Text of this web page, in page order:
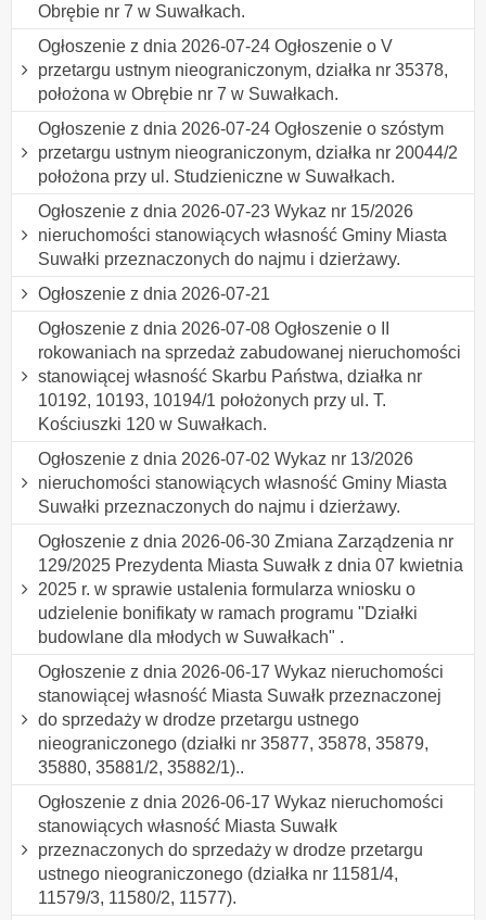
Obrębie nr 7 w Suwałkach.
Ogłoszenie z dnia 2026-07-24 Ogłoszenie o V
przetargu ustnym nieograniczonym, działka nr 35378,
położona w Obrębie nr 7 w Suwałkach.
Ogłoszenie z dnia 2026-07-24 Ogłoszenie o szóstym
przetargu ustnym nieograniczonym, działka nr 20044/2
położona przy ul. Studzieniczne w Suwałkach.
Ogłoszenie z dnia 2026-07-23 Wykaz nr 15/2026
nieruchomości stanowiących własność Gminy Miasta
Suwałki przeznaczonych do najmu i dzierżawy.
Ogłoszenie z dnia 2026-07-21
Ogłoszenie z dnia 2026-07-08 Ogłoszenie o II
rokowaniach na sprzedaż zabudowanej nieruchomości
stanowiącej własność Skarbu Państwa, działka nr
10192, 10193, 10194/1 położonych przy ul. T.
Kościuszki 120 w Suwałkach.
Ogłoszenie z dnia 2026-07-02 Wykaz nr 13/2026
nieruchomości stanowiących własność Gminy Miasta
Suwałki przeznaczonych do najmu i dzierżawy.
Ogłoszenie z dnia 2026-06-30 Zmiana Zarządzenia nr
129/2025 Prezydenta Miasta Suwałk z dnia 07 kwietnia
2025 r. w sprawie ustalenia formularza wniosku o
udzielenie bonifikaty w ramach programu "Działki
budowlane dla młodych w Suwałkach" .
Ogłoszenie z dnia 2026-06-17 Wykaz nieruchomości
stanowiącej własność Miasta Suwałk przeznaczonej
do sprzedaży w drodze przetargu ustnego
nieograniczonego (działki nr 35877, 35878, 35879,
35880, 35881/2, 35882/1)..
Ogłoszenie z dnia 2026-06-17 Wykaz nieruchomości
stanowiących własność Miasta Suwałk
przeznaczonych do sprzedaży w drodze przetargu
ustnego nieograniczonego (działka nr 11581/4,
11579/3, 11580/2, 11577).